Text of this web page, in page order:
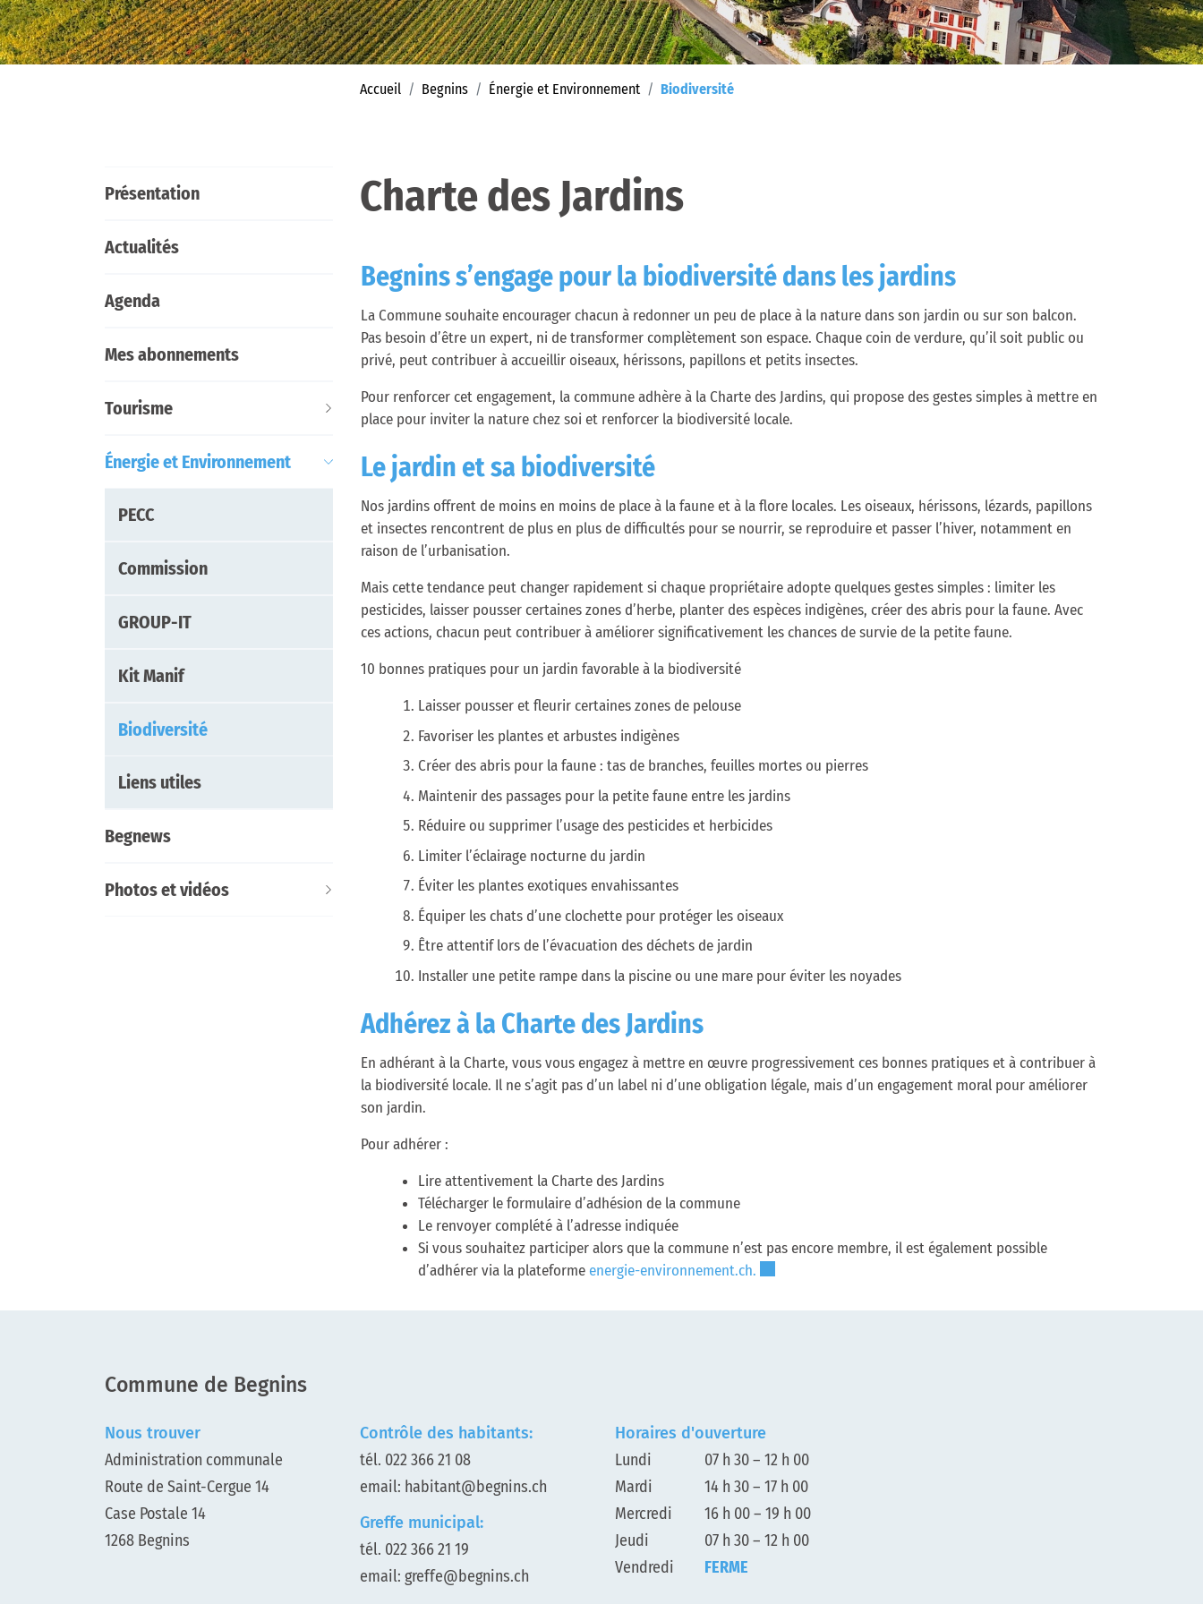
Accueil Begnins Énergie et Environnement Biodiversité(sélectionné)
Sous-navigation
Présentation
Actualités
Agenda
Mes abonnements
Tourisme
Énergie et Environnement
PECC
Commission
GROUP-IT
Kit Manif
Biodiversité
s
l
c
Liens utiles
Begnews
Photos et vidéos
Charte des Jardins
Begnins s’engage pour la biodiversité dans les jardins
La Commune souhaite encourager chacun à redonner un peu de place à la nature dans son jardin ou sur son balcon.
Pas besoin d’être un expert, ni de transformer complètement son espace. Chaque coin de verdure, qu’il soit public ou
privé, peut contribuer à accueillir oiseaux, hérissons, papillons et petits insectes.
Pour renforcer cet engagement, la commune adhère à la Charte des Jardins, qui propose des gestes simples à mettre en
place pour inviter la nature chez soi et renforcer la biodiversité locale.
Le jardin et sa biodiversité
Nos jardins offrent de moins en moins de place à la faune et à la flore locales. Les oiseaux, hérissons, lézards, papillons
et insectes rencontrent de plus en plus de difficultés pour se nourrir, se reproduire et passer l’hiver, notamment en
raison de l’urbanisation.
Mais cette tendance peut changer rapidement si chaque propriétaire adopte quelques gestes simples : limiter les
pesticides, laisser pousser certaines zones d’herbe, planter des espèces indigènes, créer des abris pour la faune. Avec
ces actions, chacun peut contribuer à améliorer significativement les chances de survie de la petite faune.
10 bonnes pratiques pour un jardin favorable à la biodiversité
Laisser pousser et fleurir certaines zones de pelouse
Favoriser les plantes et arbustes indigènes
Créer des abris pour la faune : tas de branches, feuilles mortes ou pierres
Maintenir des passages pour la petite faune entre les jardins
Réduire ou supprimer l’usage des pesticides et herbicides
Limiter l’éclairage nocturne du jardin
Éviter les plantes exotiques envahissantes
Équiper les chats d’une clochette pour protéger les oiseaux
Être attentif lors de l’évacuation des déchets de jardin
Installer une petite rampe dans la piscine ou une mare pour éviter les noyades
Adhérez à la Charte des Jardins
En adhérant à la Charte, vous vous engagez à mettre en œuvre progressivement ces bonnes pratiques et à contribuer à
la biodiversité locale. Il ne s’agit pas d’un label ni d’une obligation légale, mais d’un engagement moral pour améliorer
son jardin.
Pour adhérer :
Lire attentivement la Charte des Jardins
Télécharger le formulaire d’adhésion de la commune
Le renvoyer complété à l’adresse indiquée
Si vous souhaitez participer alors que la commune n’est pas encore membre, il est également possible
d’adhérer via la plateformeenergie-environnement.ch.
Commune de Begnins
Nous trouver
Administration communale
Route de Saint-Cergue 14
Case Postale 14
1268 Begnins
Contrôle des habitants:
tél. 022 366 21 08
email: habitant@begnins.ch
Greffe municipal:
tél. 022 366 21 19
email: greffe@begnins.ch
Horaires d'ouverture
Lundi
07 h 30 – 12 h 00
Mardi
14 h 30 – 17 h 00
Mercredi
16 h 00 – 19 h 00
Jeudi
07 h 30 – 12 h 00
Vendredi
FERME